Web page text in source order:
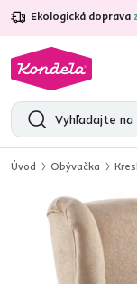
Ekologická doprava
4,7
Úvod Obývačka